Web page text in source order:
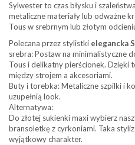
Sylwester to czas błysku i
metaliczne materiały lub odważne
Tous w srebrnym lub złotym
Polecana przez stylistki elegancka
srebra: Postaw na minimalistyczne
Tous i delikatny pierścionek. Dzięki
między strojem a akcesoriami.
Buty i torebka: Metaliczne szpilki i
uzupełnią look.
Alternatywa:
Do złotej sukienki maxi wybierz
bransoletkę z cyrkoniami. Taka
wyjątkowy charakter.